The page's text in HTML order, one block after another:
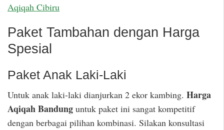
Aqiqah Cibiru
Paket Tambahan dengan Harga
Spesial
Paket Anak Laki-Laki
Untuk anak laki-laki dianjurkan 2 ekor kambing. Harga
Aqiqah Bandung untuk paket ini sangat kompetitif
dengan berbagai pilihan kombinasi. Silakan konsultasi